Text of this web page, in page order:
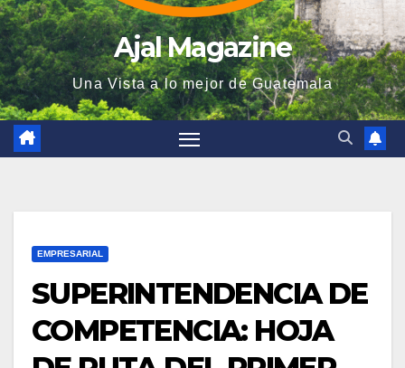
Ajal Magazine
Una Vista a lo mejor de Guatemala
EMPRESARIAL
SUPERINTENDENCIA DE
COMPETENCIA: HOJA